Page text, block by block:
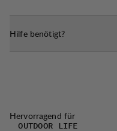
Funktionalität.
Hilfe benötigt?
Hervorragend für
OUTDOOR LIFE